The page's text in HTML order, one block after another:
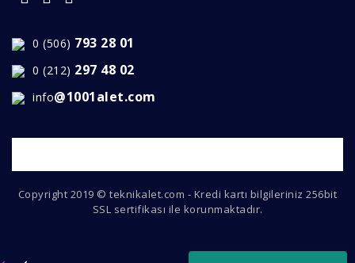
0 (506) 793 28 01
0 (212) 297 48 02
info@1001alet.com
Copyright 2019 © teknikalet.com - Kredi kartı bilgileriniz 256bit
SSL sertifikası ile korunmaktadır.